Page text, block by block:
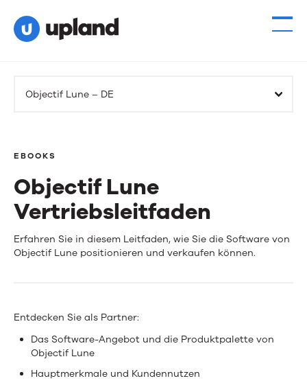
Objectif Lune – DE
EBOOKS
Objectif Lune
Vertriebsleitfaden
Objectif
Erfahren Sie in diesem Leitfaden, wie Sie die Software von
Objectif Lune positionieren und verkaufen können.
Entdecken Sie als Partner:
Das Software-Angebot und die Produktpalette von
Objectif Lune
Hauptmerkmale und Kundennutzen